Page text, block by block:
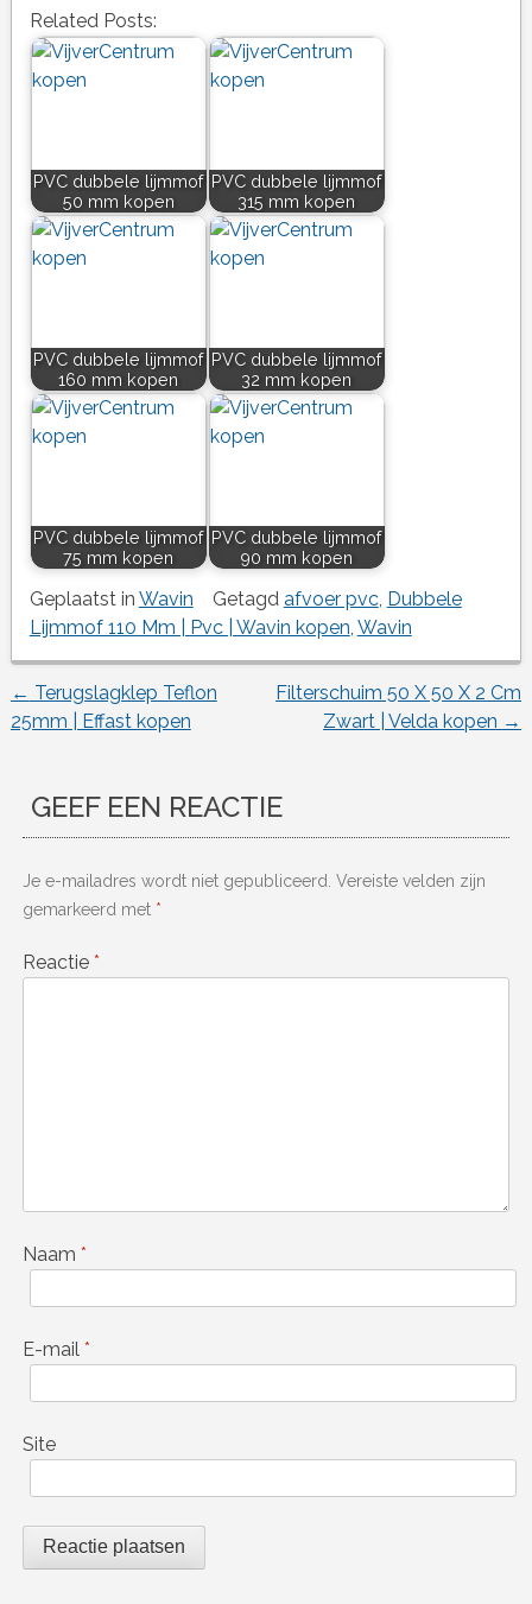
Related Posts:
PVC dubbele lijmmof
50 mm kopen
PVC dubbele lijmmof
315 mm kopen
PVC dubbele lijmmof
160 mm kopen
PVC dubbele lijmmof
32 mm kopen
PVC dubbele lijmmof
75 mm kopen
PVC dubbele lijmmof
90 mm kopen
Geplaatst in Wavin Getagd afvoer pvc, Dubbele
Lijmmof 110 Mm | Pvc | Wavin kopen Wavin
Berichtnavigatie
← Terugslagklep Teflon
25mm | Effast kopen
Filterschuim 50 X 50 X 2 Cm
Zwart | Velda kopen →
GEEF EEN REACTIE
Je e-mailadres wordt niet gepubliceerd. Vereiste velden zijn
gemarkeerd met *
Reactie *
Naam *
E-mail *
Site